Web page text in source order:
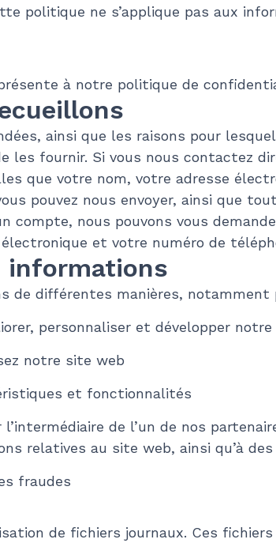
politique ne s’applique pas aux
à notre politique de
ainsi que les raisons pour
les fournir. Si vous nous contactez
que votre nom, votre adresse
pouvez nous envoyer, ainsi que
compte, nous pouvons vous
et votre numéro de
informations
de différentes manières, notamment
personnaliser et développer
notre site web
et fonctionnalités
de l’un de nos
relatives au site web, ainsi qu’à
fraudes
de fichiers journaux. Ces